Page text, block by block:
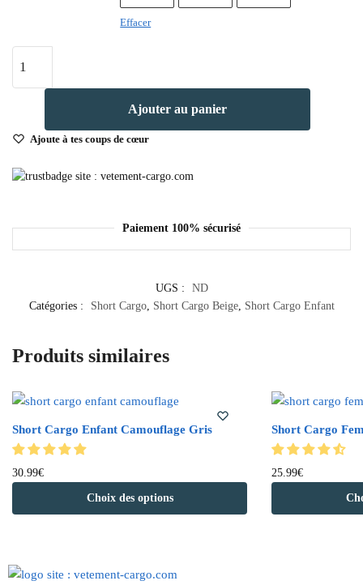
Effacer
Ajouter au panier
Ajoute à tes coups de cœur
Paiement 100% sécurisé
UGS :
ND
Catégories :
Short Cargo, Short Cargo Beige, Short Cargo Enfant
Produits similaires
Short Cargo Enfant Camouflage Gris
30.99€
Choix des options
Short Cargo
25.99€